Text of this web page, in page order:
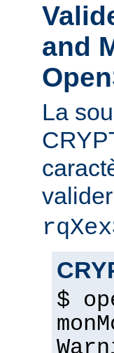
and
La
valider
$